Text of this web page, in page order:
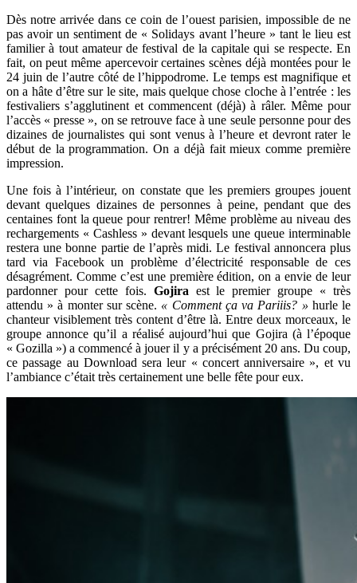
Dès notre arrivée dans ce coin de l’ouest parisien, impossible de ne
pas avoir un sentiment de « Solidays avant l’heure » tant le lieu est
familier à tout amateur de festival de la capitale qui se respecte. En
fait, on peut même apercevoir certaines scènes déjà montées pour le
24 juin de l’autre côté de l’hippodrome. Le temps est magnifique et
on a hâte d’être sur le site, mais quelque chose cloche à l’entrée : les
festivaliers s’agglutinent et commencent (déjà) à râler. Même pour
l’accès « presse », on se retrouve face à une seule personne pour des
dizaines de journalistes qui sont venus à l’heure et devront rater le
début de la programmation. On a déjà fait mieux comme première
impression.
Une fois à l’intérieur, on constate que les premiers groupes jouent
devant quelques dizaines de personnes à peine, pendant que des
centaines font la queue pour rentrer! Même problème au niveau des
rechargements « Cashless » devant lesquels une queue interminable
restera une bonne partie de l’après midi. Le festival annoncera plus
tard via Facebook un problème d’électricité responsable de ces
désagrément. Comme c’est une première édition, on a envie de leur
pardonner pour cette fois. Gojira est le premier groupe « très
attendu » à monter sur scène. « Comment ça va Pariiis? » hurle le
chanteur visiblement très content d’être là. Entre deux morceaux, le
groupe annonce qu’il a réalisé aujourd’hui que Gojira (à l’époque
« Gozilla ») a commencé à jouer il y a précisément 20 ans. Du coup,
ce passage au Download sera leur « concert anniversaire », et vu
l’ambiance c’était très certainement une belle fête pour eux.